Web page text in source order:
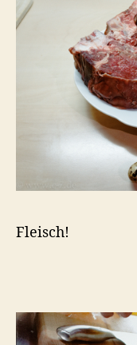
Fleisch!